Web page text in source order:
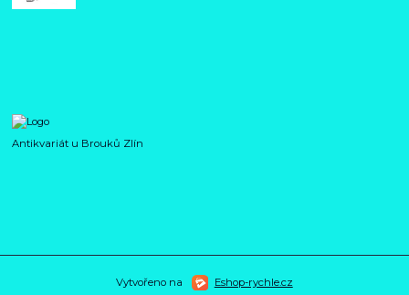
Antikvariát u Brouků Zlín
Vytvořeno na Eshop-rychle.cz